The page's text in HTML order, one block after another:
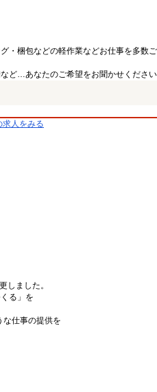
・梱包などの軽作業などお仕事を多数
ど…あなたのご希望をお聞かせください
人をみる
しました。
る」を
仕事の提供を